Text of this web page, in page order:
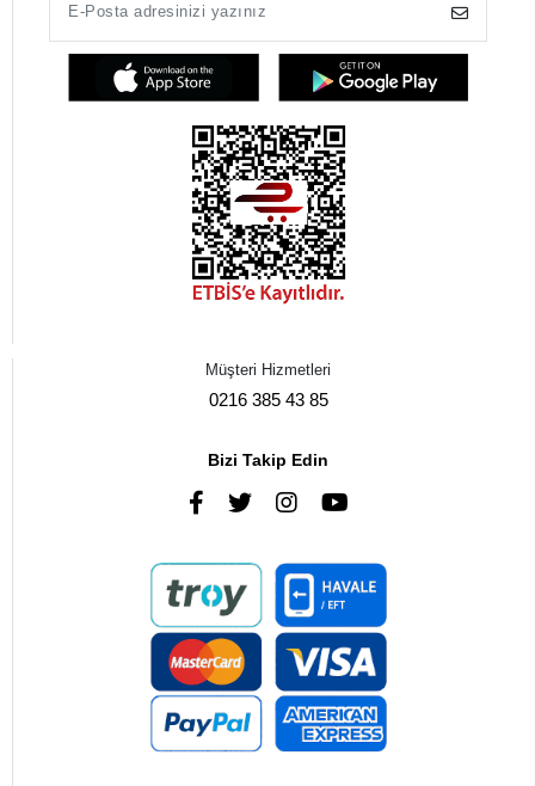
Müşteri Hizmetleri
0216 385 43 85
Bizi Takip Edin